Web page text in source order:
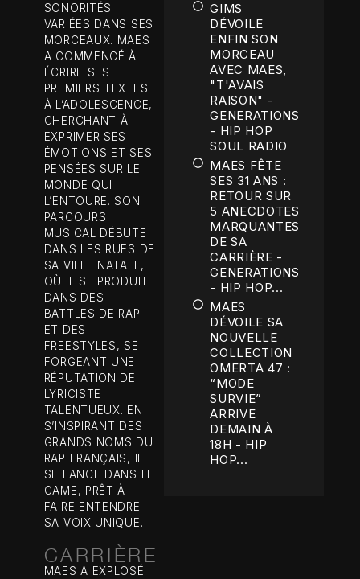
SONORITÉS
VARIÉES DANS SES
MORCEAUX. MAES
A COMMENCÉ À
ÉCRIRE SES
PREMIERS TEXTES
À L’ADOLESCENCE,
CHERCHANT À
EXPRIMER SES
ÉMOTIONS ET SES
PENSÉES SUR LE
MONDE QUI
L’ENTOURE. SON
PARCOURS
MUSICAL DÉBUTE
DANS LES RUES DE
SA VILLE NATALE,
OÙ IL SE PRODUIT
DANS DES
BATTLES DE RAP
ET DES
FREESTYLES, SE
FORGEANT UNE
RÉPUTATION DE
LYRICISTE
TALENTUEUX. EN
S’INSPIRANT DES
GRANDS NOMS DU
RAP FRANÇAIS, IL
SE LANCE DANS LE
GAME, PRÊT À
FAIRE ENTENDRE
SA VOIX UNIQUE.
CARRIÈRE
MAES A EXPLOSÉ
GIMS
DÉVOILE
ENFIN SON
MORCEAU
AVEC MAES,
"T'AVAIS
RAISON" -
GENERATIONS
- HIP HOP
SOUL RADIO
MAES FÊTE
SES 31 ANS :
RETOUR SUR
5 ANECDOTES
MARQUANTES
DE SA
CARRIÈRE -
GENERATIONS
- HIP HOP...
MAES
DÉVOILE SA
NOUVELLE
COLLECTION
OMERTA 47 :
“MODE
SURVIE”
ARRIVE
DEMAIN À
18H - HIP
HOP...